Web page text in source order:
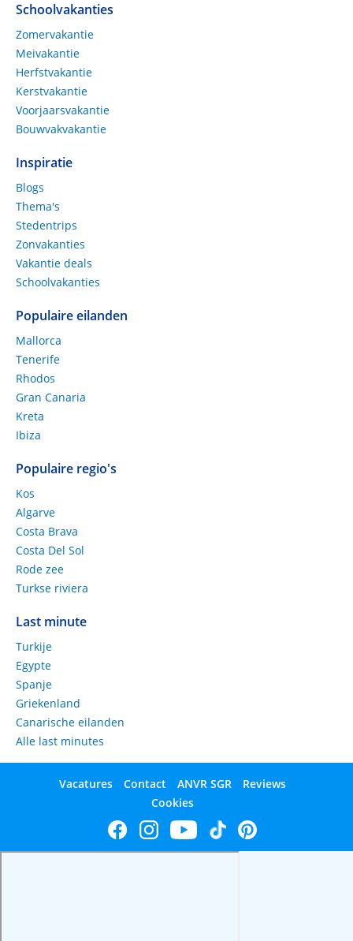
Schoolvakanties
Zomervakantie
Meivakantie
Herfstvakantie
Kerstvakantie
Voorjaarsvakantie
Bouwvakvakantie
Inspiratie
Blogs
Thema's
Stedentrips
Zonvakanties
Vakantie deals
Schoolvakanties
Populaire eilanden
Mallorca
Tenerife
Rhodos
Gran Canaria
Kreta
Ibiza
Populaire regio's
Kos
Algarve
Costa Brava
Costa Del Sol
Rode zee
Turkse riviera
Last minute
Turkije
Egypte
Spanje
Griekenland
Canarische eilanden
Alle last minutes
Vacatures Contact ANVR SGR
Reviews
Cookies